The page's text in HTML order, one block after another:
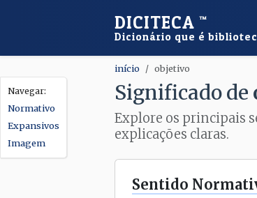
DICITECA ™
Dicionário que é
início objetivo
Significado de
Explore os principais
explicações claras.
Sentido
Normativo
Expansivos
Imagem